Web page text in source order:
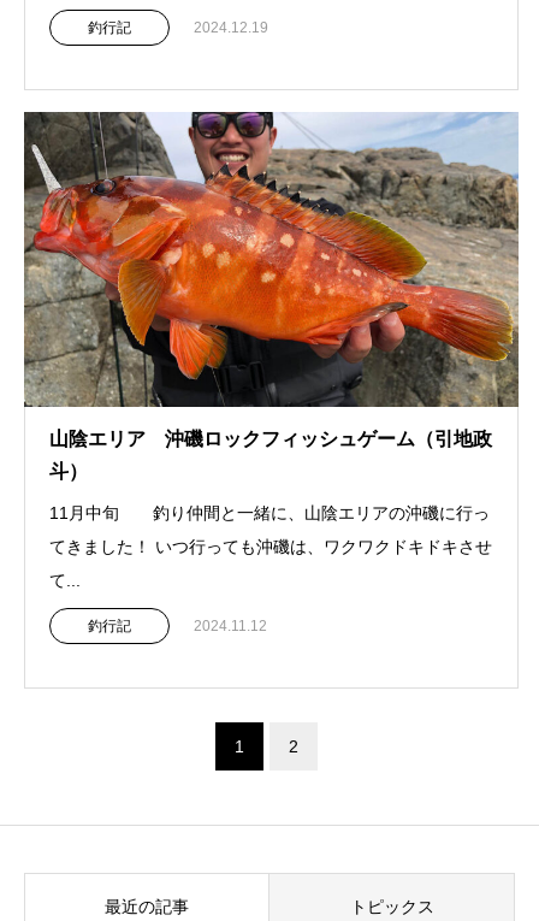
釣行記 2024.12.19
山陰エリア 沖磯ロックフィッシュゲーム（引地政
斗）
11月中旬 釣り仲間と一緒に、山陰エリアの沖磯に行っ
てきました！ いつ行っても沖磯は、ワクワクドキドキさせ
て...
釣行記 2024.11.12
1 2
最近の記事 トピックス